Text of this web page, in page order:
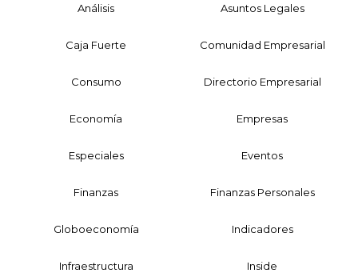
Análisis Asuntos Legales
Caja Fuerte Comunidad Empresarial
Consumo Directorio Empresarial
Economía Empresas
Especiales Eventos
Finanzas Finanzas Personales
Globoeconomía Indicadores
Infraestructura Inside